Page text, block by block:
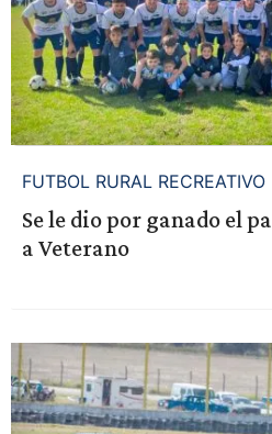
FUTBOL RURAL RECREATIVO
Se le dio por ganado el
a Veterano